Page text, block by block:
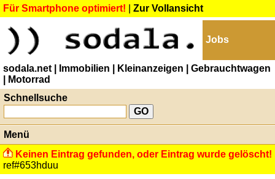
Für Smartphone optimiert! Zur Vollansicht
Jobs
sodala.net | Immobilien | Kleinanzeigen
| Gebrauchtwagen
| Motorrad
Schnellsuche
Menü
Keinen Eintrag gefunden, oder Eintrag wurde gelöscht!
ref#653hduu